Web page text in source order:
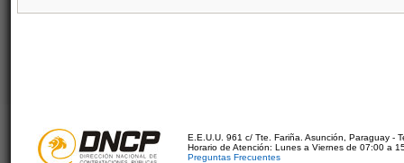
E.E.U.U. 961 c/ Tte. Fariña. Asunción, Paraguay -
Horario de Atención: Lunes a Viernes de 07:00 a
Preguntas Frecuentes